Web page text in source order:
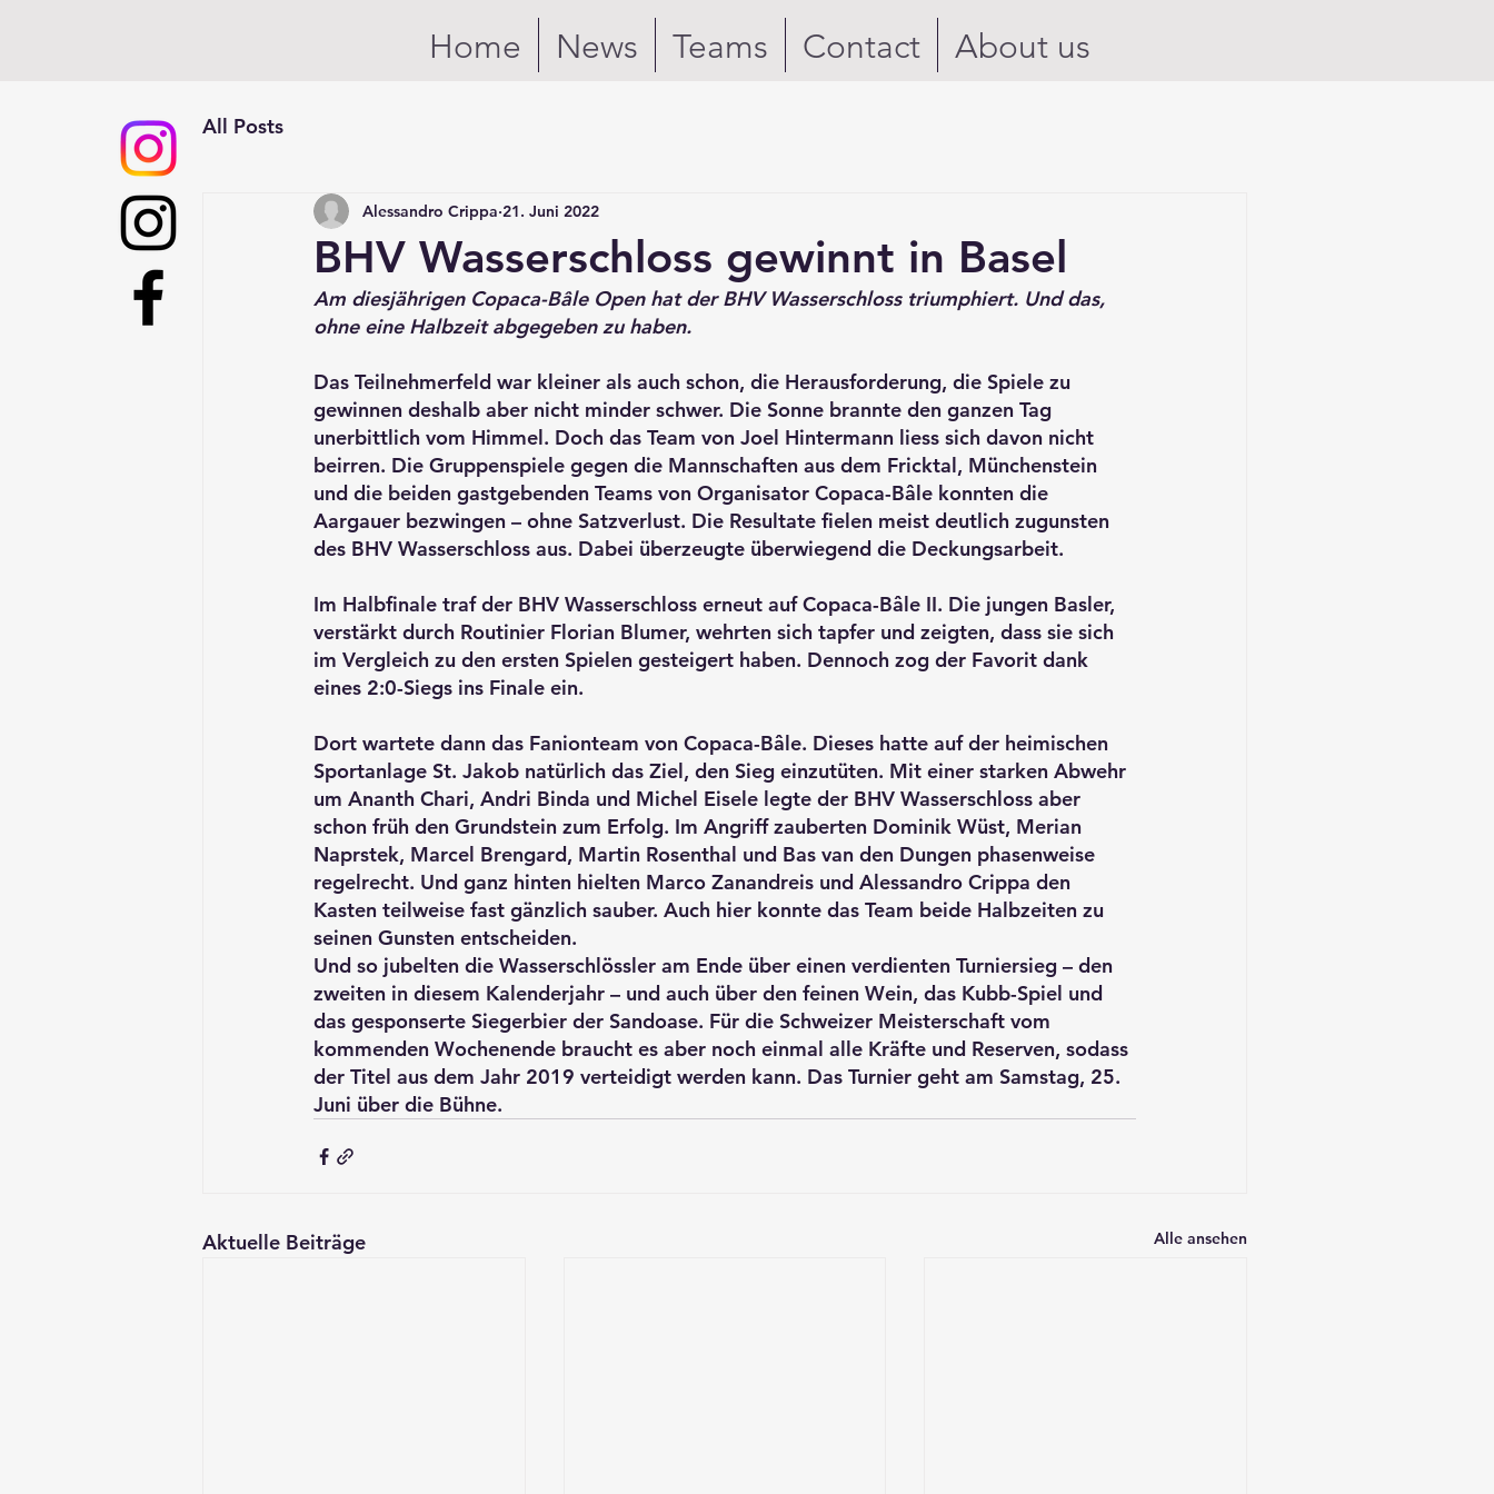
Home News Teams Contact About us
All Posts
BHV Wasserschloss gewinnt in Basel
Alessandro Crippa 21. Juni 2022
Am diesjährigen Copaca-Bâle Open hat der BHV Wasserschloss triumphiert. Und das,
ohne eine Halbzeit abgegeben zu haben.
Das Teilnehmerfeld war kleiner als auch schon, die Herausforderung, die Spiele zu
gewinnen deshalb aber nicht minder schwer. Die Sonne brannte den ganzen Tag
unerbittlich vom Himmel. Doch das Team von Joel Hintermann liess sich davon nicht
beirren. Die Gruppenspiele gegen die Mannschaften aus dem Fricktal, Münchenstein
und die beiden gastgebenden Teams von Organisator Copaca-Bâle konnten die
Aargauer bezwingen – ohne Satzverlust. Die Resultate fielen meist deutlich zugunsten
des BHV Wasserschloss aus. Dabei überzeugte überwiegend die Deckungsarbeit.
Im Halbfinale traf der BHV Wasserschloss erneut auf Copaca-Bâle II. Die jungen Basler,
verstärkt durch Routinier Florian Blumer, wehrten sich tapfer und zeigten, dass sie sich
im Vergleich zu den ersten Spielen gesteigert haben. Dennoch zog der Favorit dank
eines 2:0-Siegs ins Finale ein.
Dort wartete dann das Fanionteam von Copaca-Bâle. Dieses hatte auf der heimischen
Sportanlage St. Jakob natürlich das Ziel, den Sieg einzutüten. Mit einer starken Abwehr
um Ananth Chari, Andri Binda und Michel Eisele legte der BHV Wasserschloss aber
schon früh den Grundstein zum Erfolg. Im Angriff zauberten Dominik Wüst, Merian
Naprstek, Marcel Brengard, Martin Rosenthal und Bas van den Dungen phasenweise
regelrecht. Und ganz hinten hielten Marco Zanandreis und Alessandro Crippa den
Kasten teilweise fast gänzlich sauber. Auch hier konnte das Team beide Halbzeiten zu
seinen Gunsten entscheiden.
Und so jubelten die Wasserschlössler am Ende über einen verdienten Turniersieg – den
zweiten in diesem Kalenderjahr – und auch über den feinen Wein, das Kubb-Spiel und
das gesponserte Siegerbier der Sandoase. Für die Schweizer Meisterschaft vom
kommenden Wochenende braucht es aber noch einmal alle Kräfte und Reserven, sodass
der Titel aus dem Jahr 2019 verteidigt werden kann. Das Turnier geht am Samstag, 25.
Juni über die Bühne.
Aktuelle Beiträge Alle ansehen